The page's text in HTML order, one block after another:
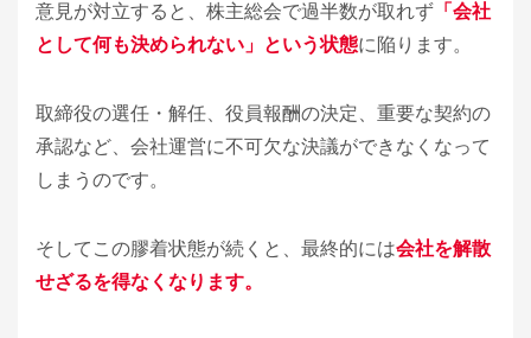
意見が対立すると、株主総会で過半数が取れず 「会社
として何も決められない」という状態に陥ります。
取締役の選任・解任、役員報酬の決定、重要な契約の
承認など、会社運営に不可欠な決議ができなくなって
しまうのです。
そしてこの膠着状態が続くと、最終的には会社を解散
せざるを得なくなります。